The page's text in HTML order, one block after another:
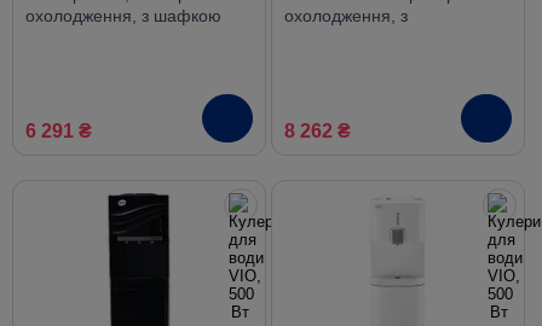
охолодження, з шафкою
6 291 ₴
охолодження, з
8 262 ₴